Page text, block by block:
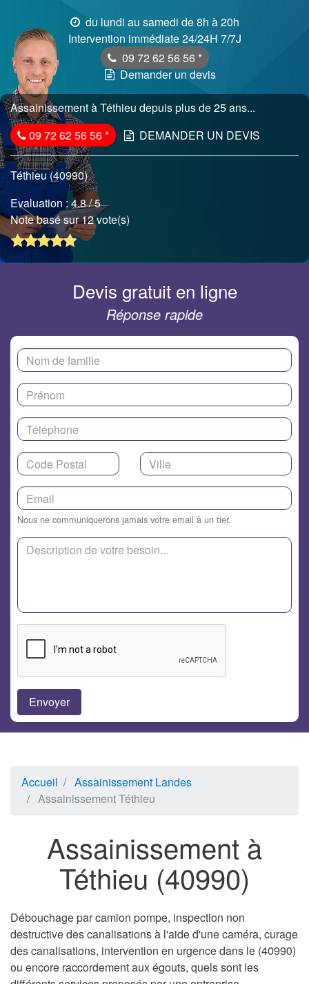
du lundi au samedi de 8h à 20h
Intervention immédiate 24/24H 7/7J
09 72 62 56 56 *
Demander un devis
Assainissement à Téthieu depuis plus de 25 ans...
09 72 62 56 56* DEMANDER UN DEVIS
Téthieu (40990)
Evaluation :4.8/ 5
Note basé sur 12 vote(s)
Devis gratuit en ligne
Réponse rapide
Nous ne communiquerons jamais votre email à un tier.
Accueil
Assainissement Landes
Assainissement Téthieu
Assainissement à
Téthieu (40990)
Débouchage par camion pompe, inspection non
destructive des canalisations à l'aide d'une caméra, curage
des canalisations, intervention en urgence dans le (40990)
ou encore raccordement aux égouts, quels sont les